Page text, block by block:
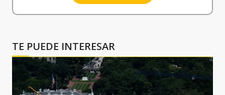
TE PUEDE INTERESAR